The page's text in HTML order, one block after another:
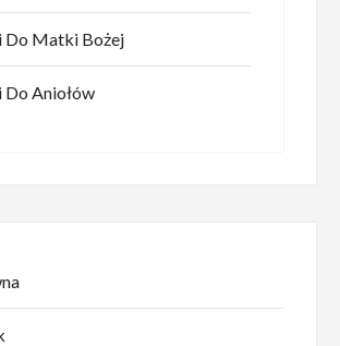
Do Matki Bożej
Aniołów